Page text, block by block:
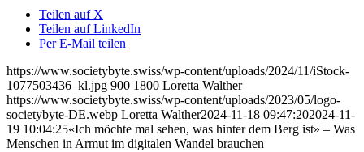
Teilen auf X
Teilen auf LinkedIn
Per E-Mail teilen
https://www.societybyte.swiss/wp-content/uploads/2024/11/iStock-
1077503436_kl.jpg 900 1800 Loretta Walther
https://www.societybyte.swiss/wp-content/uploads/2023/05/logo-
societybyte-DE.webp Loretta Walther2024-11-18 09:47:202024-11-
19 10:04:25«Ich möchte mal sehen, was hinter dem Berg ist» – Was
Menschen in Armut im digitalen Wandel brauchen